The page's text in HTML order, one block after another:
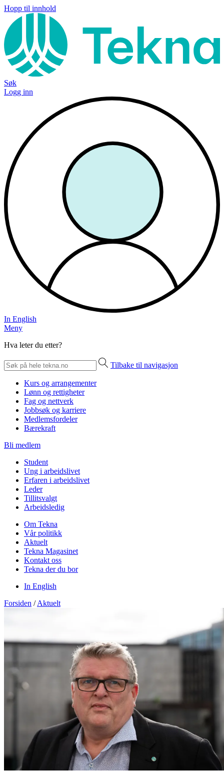
Hopp til innhold
Søk
Logg inn
In English
Meny
Hva leter du etter?
Tilbake til navigasjon
Kurs og arrangementer
Lønn og rettigheter
Fag og nettverk
Jobbsøk og karriere
Medlemsfordeler
Bærekraft
Bli medlem
Student
Ung i arbeidslivet
Erfaren i arbeidslivet
Leder
Tillitsvalgt
Arbeidsledig
Om Tekna
Vår politikk
Aktuelt
Tekna Magasinet
Kontakt oss
Tekna der du bor
In English
Forsiden / Aktuelt